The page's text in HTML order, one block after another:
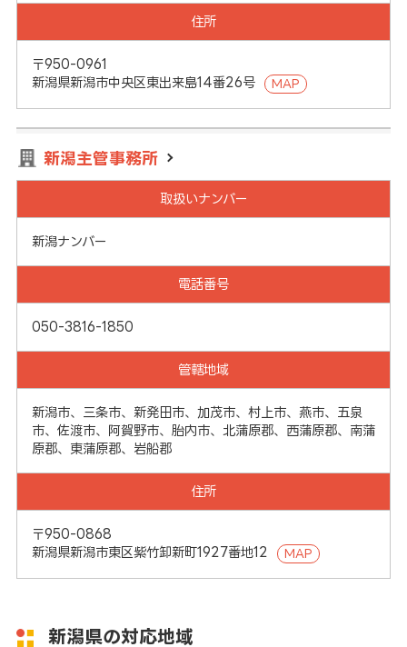
住所
〒950-0961
新潟県新潟市中央区東出来島14番26号
MAP
新潟主管事務所
取扱いナンバー
新潟ナンバー
電話番号
050-3816-1850
管轄地域
新潟市、三条市、新発田市、加茂市、村上市、燕市、五泉
市、佐渡市、阿賀野市、胎内市、北蒲原郡、西蒲原郡、南蒲
原郡、東蒲原郡、岩船郡
住所
〒950-0868
新潟県新潟市東区紫竹卸新町1927番地12
MAP
新潟県の対応地域